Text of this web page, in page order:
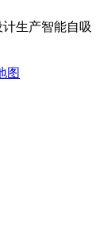
生产智能自吸
图